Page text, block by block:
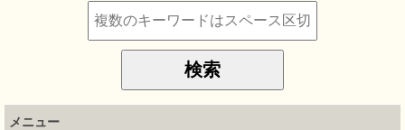
メニュー